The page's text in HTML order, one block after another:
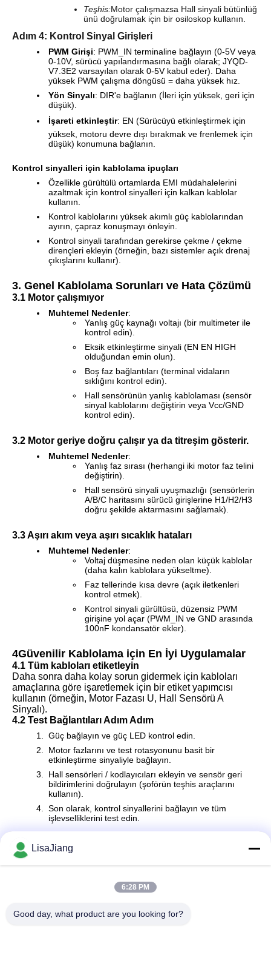
Teşhis:Motor çalışmazsa Hall sinyali bütünlüğ
ünü doğrulamak için bir osiloskop kullanın.
Adım 4: Kontrol Sinyal Girişleri
PWM Girişi: PWM_IN terminaline bağlayın (0-5V veya
0-10V, sürücü yapılandırmasına bağlı olarak; JYQD-
V7.3E2 varsayılan olarak 0-5V kabul eder). Daha
yüksek PWM çalışma döngüsü = daha yüksek hız.
Yön Sinyalı: DIR'e bağlanın (İleri için yüksek, geri için
düşük).
İşareti etkinleştir: EN (Sürücüyü etkinleştirmek için
yüksek, motoru devre dışı bırakmak ve frenlemek için
düşük) konumuna bağlanın.
Kontrol sinyalleri için kablolama ipuçları
Özellikle gürültülü ortamlarda EMI müdahalelerini
azaltmak için kontrol sinyalleri için kalkan kablolar
kullanın.
Kontrol kablolarını yüksek akımlı güç kablolarından
ayırın, çapraz konuşmayı önleyin.
Kontrol sinyali tarafından gerekirse çekme / çekme
dirençleri ekleyin (örneğin, bazı sistemler açık drenaj
çıkışlarını kullanır).
3. Genel Kablolama Sorunları ve Hata Çözümü
3.1 Motor çalışmıyor
Muhtemel Nedenler:
Yanlış güç kaynağı voltajı (bir multimeter ile
kontrol edin).
Eksik etkinleştirme sinyali (EN EN HIGH
olduğundan emin olun).
Boş faz bağlantıları (terminal vidaların
sıklığını kontrol edin).
Hall sensörünün yanlış kablolaması (sensör
sinyal kablolarını değiştirin veya Vcc/GND
kontrol edin).
3.2 Motor geriye doğru çalışır ya da titreşim gösterir.
Muhtemel Nedenler:
Yanlış faz sırası (herhangi iki motor faz telini
değiştirin).
Hall sensörü sinyali uyuşmazlığı (sensörlerin
A/B/C haritasını sürücü girişlerine H1/H2/H3
doğru şekilde aktarmasını sağlamak).
3.3 Aşırı akım veya aşırı sıcaklık hataları
Muhtemel Nedenler:
Voltaj düşmesine neden olan küçük kablolar
(daha kalın kablolara yükseltme).
Faz tellerinde kısa devre (açık iletkenleri
kontrol etmek).
Kontrol sinyali gürültüsü, düzensiz PWM
girişine yol açar (PWM_IN ve GND arasında
100nF kondansatör ekler).
4Güvenilir Kablolama için En İyi Uygulamalar
4.1 Tüm kabloları etiketleyin
Daha sonra daha kolay sorun gidermek için kabloları
amaçlarına göre işaretlemek için bir etiket yapımcısı
kullanın (örneğin, Motor Fazası U, Hall Sensörü A
Sinyalı).
4.2 Test Bağlantıları Adım Adım
Güç bağlayın ve güç LED kontrol edin.
Motor fazlarını ve test rotasyonunu basit bir
etkinleştirme sinyaliyle bağlayın.
Hall sensörleri / kodlayıcıları ekleyin ve sensör geri
bildirimlerini doğrulayın (şoförün teşhis araçlarını
kullanın).
Son olarak, kontrol sinyallerini bağlayın ve tüm
işlevselliklerini test edin.
Adres
LisaJiang
6:28 PM
Good day, what product are you looking for?